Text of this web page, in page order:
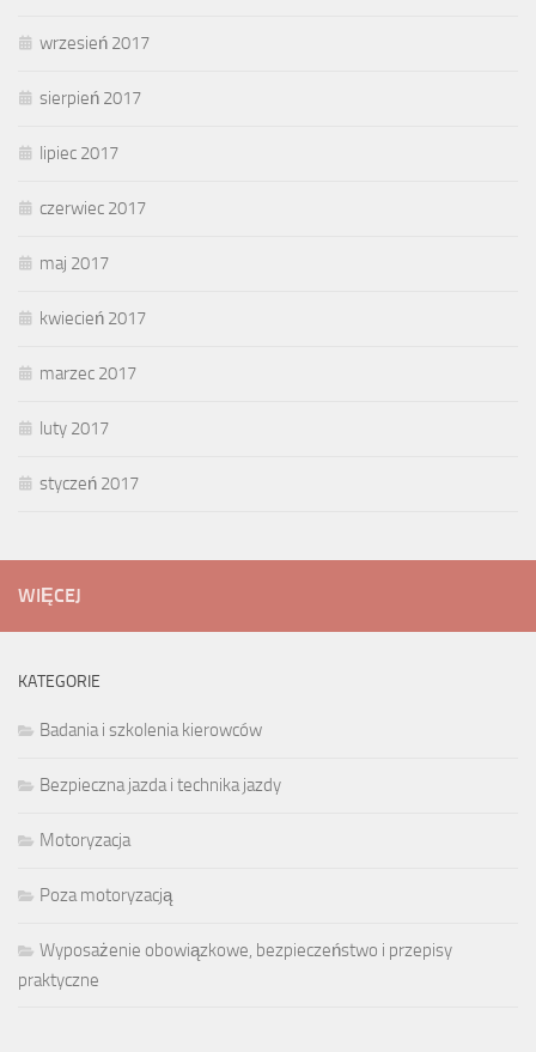
wrzesień 2017
sierpień 2017
lipiec 2017
czerwiec 2017
maj 2017
kwiecień 2017
marzec 2017
luty 2017
styczeń 2017
WIĘCEJ
KATEGORIE
Badania i szkolenia kierowców
Bezpieczna jazda i technika jazdy
Motoryzacja
Poza motoryzacją
Wyposażenie obowiązkowe, bezpieczeństwo i przepisy
praktyczne